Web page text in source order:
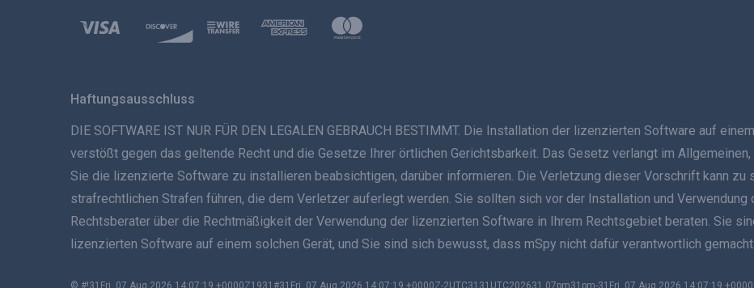
Haftungsausschluss
DIE SOFTWARE IST NUR FÜR DEN LEGALEN GEBRAUCH BESTIMMT. Die Installation der lizenzierten Software auf
verstößt gegen das geltende Recht und die Gesetze Ihrer örtlichen Gerichtsbarkeit. Das Gesetz verlangt im
Sie die lizenzierte Software zu installieren beabsichtigen, darüber informieren. Die Verletzung dieser Vorschrift kann zu
strafrechtlichen Strafen führen, die dem Verletzer auferlegt werden. Sie sollten sich vor der Installation und
Rechtsberater über die Rechtmäßigkeit der Verwendung der lizenzierten Software in Ihrem Rechtsgebiet beraten. Sie
lizenzierten Software auf einem solchen Gerät, und Sie sind sich bewusst, dass mSpy nicht dafür verantwortlich gemacht
© #!31Fri, 07 Aug 2026 14:07:19 +0000Z1931#31Fri, 07 Aug 2026 14:07:19 +0000Z-2UTC3131UTC202631 07pm31pm-31Fri, 07 Aug 2026 14:07:19